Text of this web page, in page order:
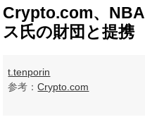
Crypto.com、
ス氏の財団と提携
t.tenporin
参考：Crypto.com